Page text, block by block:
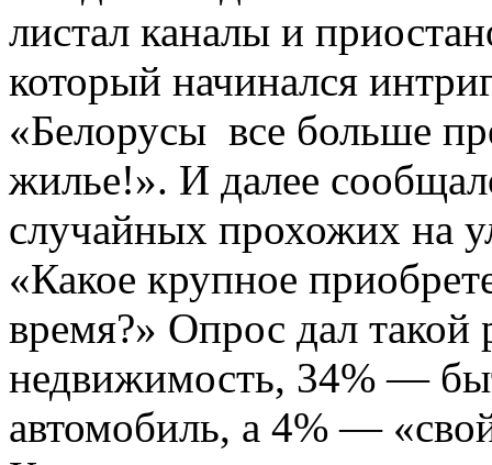
листал каналы и
который начинался
«Белорусы все больше
жилье!». И далее
случайных прохожих на
«Какое крупное
время?» Опрос дал такой
недвижимость, 34% —
автомобиль, а 4% —